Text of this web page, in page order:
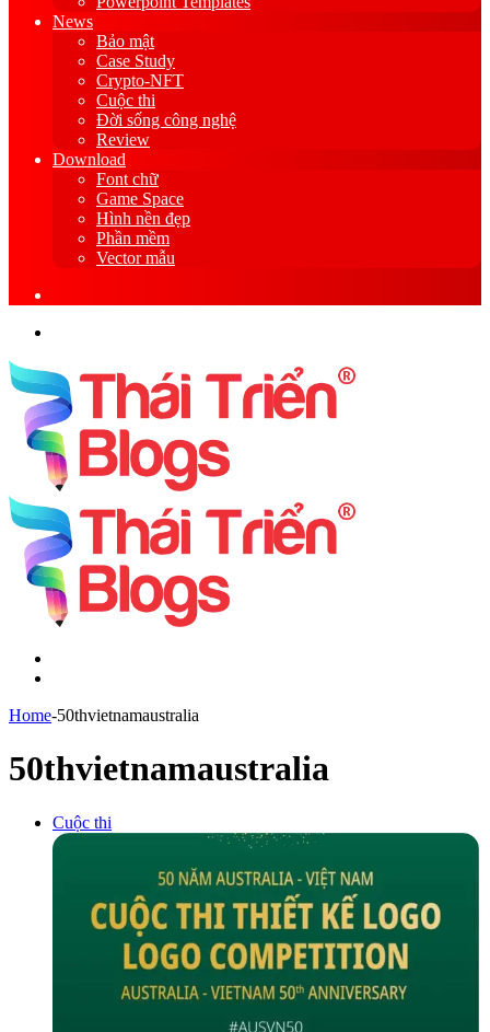
News
Bảo mật
Case Study
Crypto-NFT
Cuộc thi
Đời sống công nghệ
Review
Download
Font chữ
Game Space
Hình nền đẹp
Phần mềm
Vector mẫu
Home-50thvietnamaustralia
50thvietnamaustralia
Cuộc thi